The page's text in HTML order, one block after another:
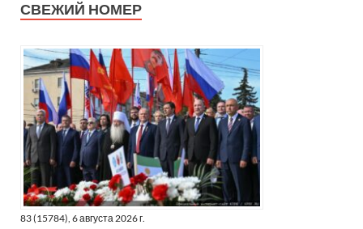
СВЕЖИЙ НОМЕР
83 (15784), 6 августа 2026 г.